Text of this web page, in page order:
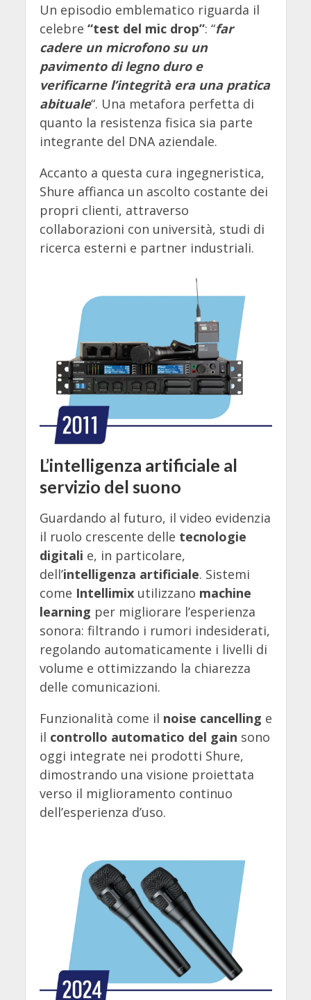
Un episodio emblematico riguarda il
celebre “test del mic drop”: “far
cadere un microfono su un
pavimento di legno duro e
verificarne l’integrità era una pratica
abituale“. Una metafora perfetta di
quanto la resistenza fisica sia parte
integrante del DNA aziendale.
Accanto a questa cura ingegneristica,
Shure affianca un ascolto costante dei
propri clienti, attraverso
collaborazioni con università, studi di
ricerca esterni e partner industriali.
L’intelligenza artificiale al
servizio del suono
Guardando al futuro, il video evidenzia
il ruolo crescente delle tecnologie
digitali e, in particolare,
dell’intelligenza artificiale. Sistemi
come Intellimixutilizzano machine
learning per migliorare l’esperienza
sonora: filtrando i rumori indesiderati,
regolando automaticamente i livelli di
volume e ottimizzando la chiarezza
delle comunicazioni.
Funzionalità come il noise cancelling e
il controllo automatico del gain sono
oggi integrate nei prodotti Shure,
dimostrando una visione proiettata
verso il miglioramento continuo
dell’esperienza d’uso.